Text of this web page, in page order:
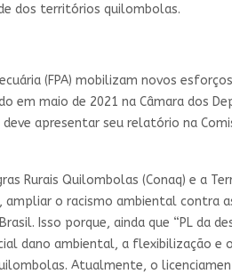
dos territórios quilombolas.
(FPA) mobilizam novos
em maio de 2021 na Câmara dos
apresentar seu relatório na
Rurais Quilombolas (Conaq) e a
o racismo ambiental contra
Isso porque, ainda que “PL da
dano ambiental, a flexibilização e
Atualmente, o